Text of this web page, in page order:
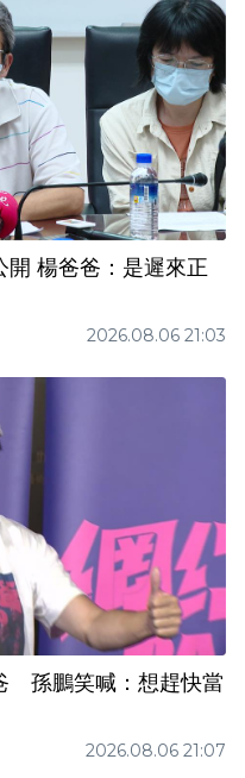
楊爸爸：是遲來正
2026.08.06 21:03
孫鵬笑喊：想趕快當
2026.08.06 21:07